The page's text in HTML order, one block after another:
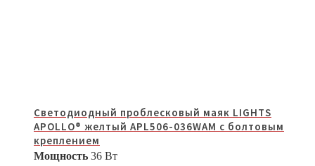
Светодиодный проблесковый маяк LIGHTS
APOLLO® желтый APL506-036WAM с болтовым
креплением
Мощность 36 Вт